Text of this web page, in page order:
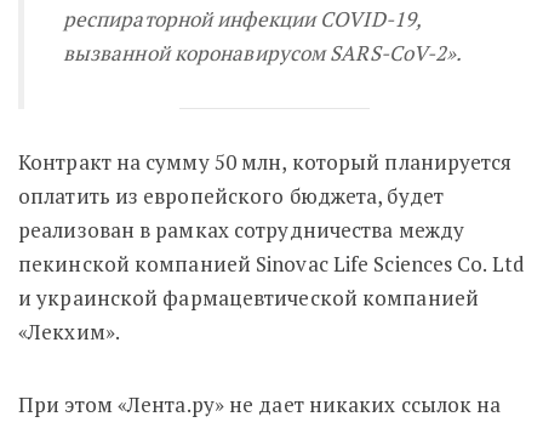
респираторной инфекции COVID-19,
вызванной коронавирусом SARS-CoV-2».
Контракт на сумму 50 млн, который планируется
оплатить из европейского бюджета, будет
реализован в рамках сотрудничества между
пекинской компанией Sinovac Life Sciences Co. Ltd
и украинской фармацевтической компанией
«Лекхим».
При этом «Лента.ру» не дает никаких ссылок на